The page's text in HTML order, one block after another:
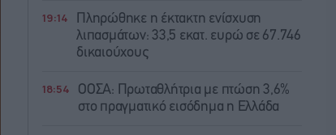
19:14
Πληρώθηκε η έκτακτη ενίσχυση
λιπασμάτων: 33,5 εκατ. ευρώ σε 67.746
δικαιούχους
18:54
ΟΟΣΑ: Πρωταθλήτρια με πτώση 3,6%
στο πραγματικό εισόδημα η Ελλάδα